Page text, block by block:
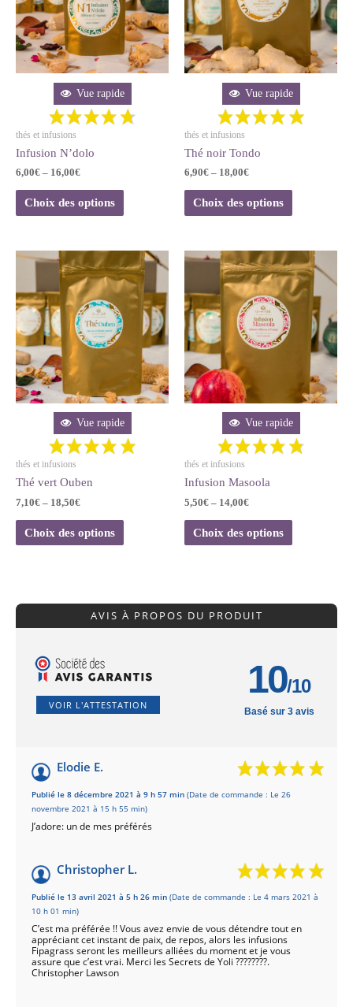
Vue rapide
thés et infusions
Infusion N’dolo
6,00€ – 16,00€
Choix des options
Vue rapide
thés et infusions
Thé noir Tondo
6,90€ – 18,00€
Choix des options
Vue rapide
thés et infusions
Thé vert Ouben
7,10€ – 18,50€
Choix des options
Vue rapide
thés et infusions
Infusion Masoola
5,50€ – 14,00€
Choix des options
AVIS À PROPOS DU PRODUIT
VOIR L'ATTESTATION
10/10
Basé sur 3 avis
Elodie E.
Publié le 8 décembre 2021 à 9 h 57 min (Date de commande : Le 26
novembre 2021 à 15 h 55 min)
J’adore: un de mes préférés
Christopher L.
Publié le 13 avril 2021 à 5 h 26 min (Date de commande : Le 4 mars 2021 à
10 h 01 min)
C’est ma préférée !! Vous avez envie de vous détendre tout en
appréciant cet instant de paix, de repos, alors les infusions
Fipagrass seront les meilleurs alliées du moment et je vous
assure que c’est vrai. Merci les Secrets de Yoli ????????.
Christopher Lawson